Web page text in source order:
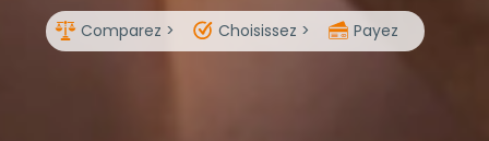
Comparez > Choisissez > Payez